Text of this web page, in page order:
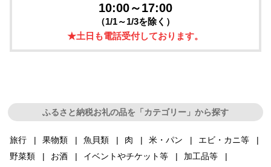
10:00～17:00
（1/1～1/3を除く）
★土日も電話受付しております。
ふるさと納税お礼の品を「カテゴリー」から探す
旅行 果物類 魚貝類 肉 米・パン
エビ・カニ等
野菜類
お酒 イベントやチケット等
加工品等